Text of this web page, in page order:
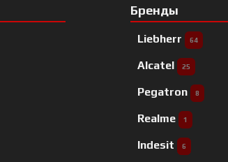
Бренды
Liebherr 64
Alcatel 25
Pegatron 8
Realme 1
Indesit 6